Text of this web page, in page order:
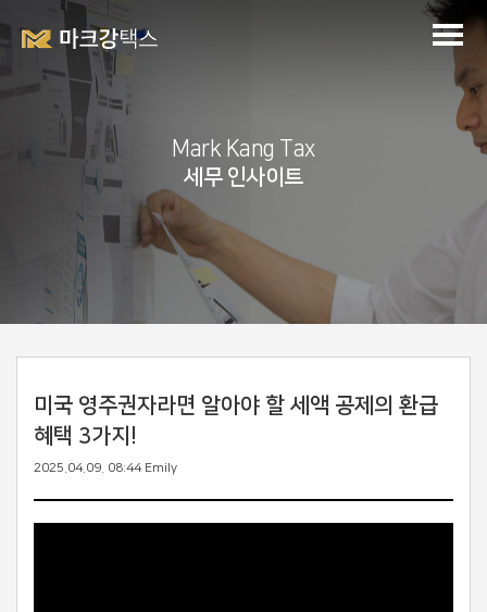
Mark Kang Tax
세무 인사이트
미국 영주권자라면 알아야 할 세액 공제의 환급
혜택 3가지!
2025.04.09. 08:44 Emily